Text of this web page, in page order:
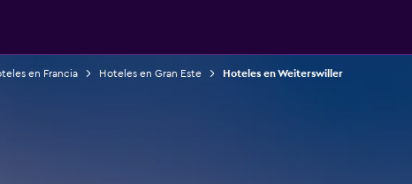
en Francia Hoteles en Gran Este Hoteles en Weiterswiller